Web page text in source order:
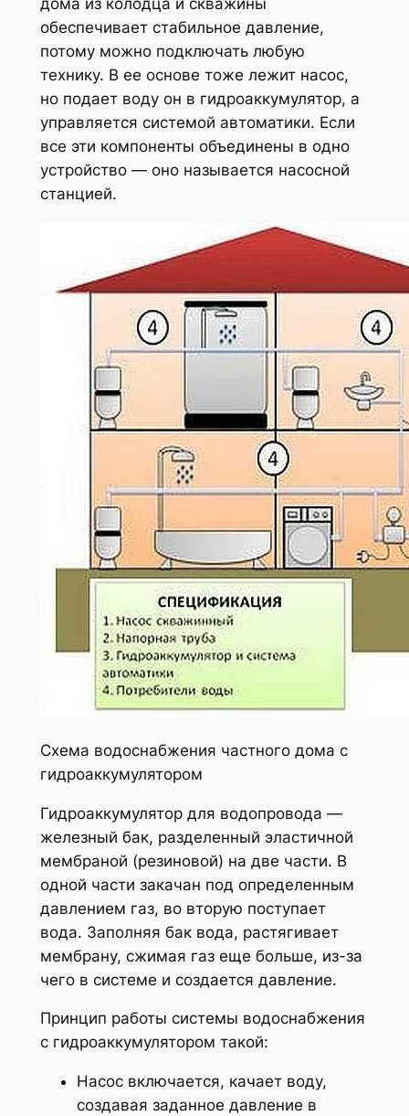
дома из колодца и скважины
обеспечивает стабильное давление,
потому можно подключать любую
технику. В ее основе тоже лежит насос,
но подает воду он в гидроаккумулятор, а
управляется системой автоматики. Если
все эти компоненты объединены в одно
устройство — оно называется насосной
станцией.
Схема водоснабжения частного дома с
гидроаккумулятором
Гидроаккумулятор для водопровода —
железный бак, разделенный эластичной
мембраной (резиновой) на две части. В
одной части закачан под определенным
давлением газ, во вторую поступает
вода. Заполняя бак вода, растягивает
мембрану, сжимая газ еще больше, из-за
чего в системе и создается давление.
Принцип работы системы водоснабжения
с гидроаккумулятором такой:
Насос включается, качает воду,
создавая заданное давление в